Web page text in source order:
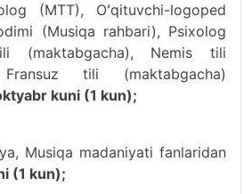
(MTT), Oʻqituvchi-logoped
(Musiqa rahbari), Psixolog
(maktabgacha), Nemis tili
Fransuz tili (maktabgacha)
kuni (1 kun);
Musiqa madaniyati fanlaridan
(1 kun);